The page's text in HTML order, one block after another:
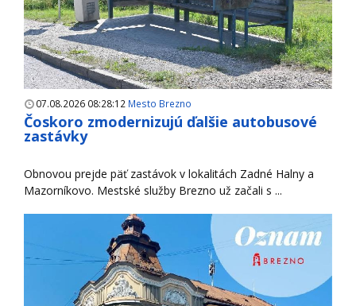
07.08.2026 08:28:12 Mesto Brezno
Čoskoro zmodernizujú ďalšie autobusové
zastávky
Obnovou prejde päť zastávok v lokalitách Zadné Halny a
Mazorníkovo. Mestské služby Brezno už začali s ...